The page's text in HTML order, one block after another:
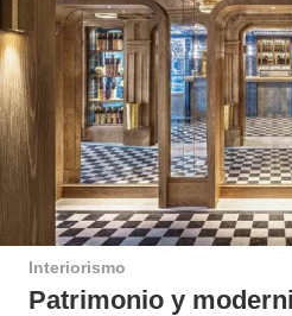
Interiorismo
Patrimonio y